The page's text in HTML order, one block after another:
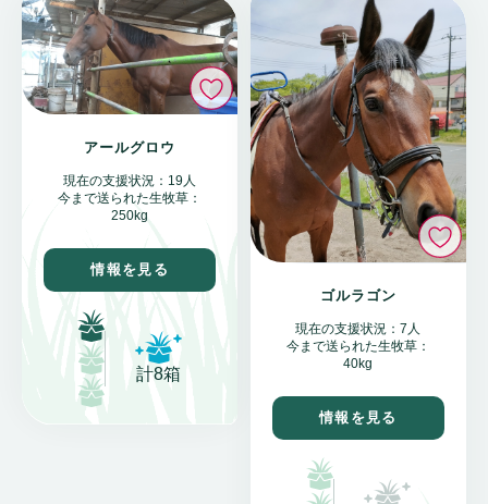
いいね
アールグロウ
現在の支援状況：19人
今まで送られた生牧草：
250kg
情報を見る
計8箱
い
ゴルラゴン
現在の支援状況：7人
今まで送られた生牧草：
40kg
情報を見る